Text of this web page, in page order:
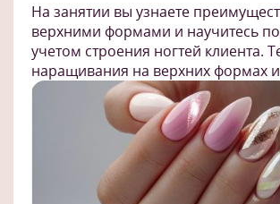
На занятии вы узнаете
верхними формами и научитесь
учетом строения ногтей клиента.
наращивания на верхних формах